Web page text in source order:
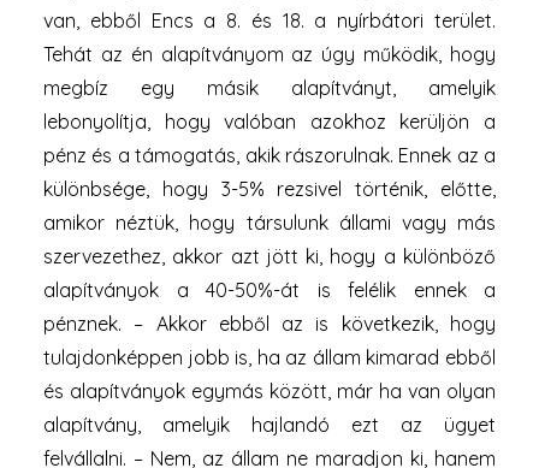
van, ebből Encs a 8. és 18. a nyírbátori terület.
Tehát az én alapítványom az úgy működik, hogy
megbíz egy másik alapítványt, amelyik
lebonyolítja, hogy valóban azokhoz kerüljön a
pénz és a támogatás, akik rászorulnak. Ennek az a
különbsége, hogy 3-5% rezsivel történik, előtte,
amikor néztük, hogy társulunk állami vagy más
szervezethez, akkor azt jött ki, hogy a különböző
alapítványok a 40-50%-át is felélik ennek a
pénznek. – Akkor ebből az is következik, hogy
tulajdonképpen jobb is, ha az állam kimarad ebből
és alapítványok egymás között, már ha van olyan
alapítvány, amelyik hajlandó ezt az ügyet
felvállalni. – Nem, az állam ne maradjon ki, hanem